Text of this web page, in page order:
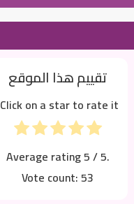
تقييم هذا الموقع
Click on a star to rate it!
Average rating5/ 5.
Vote count:53